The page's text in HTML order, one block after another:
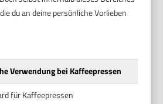
du an deine persönliche Vorlieben
Verwendung bei Kaffeepressen
für Kaffeepressen